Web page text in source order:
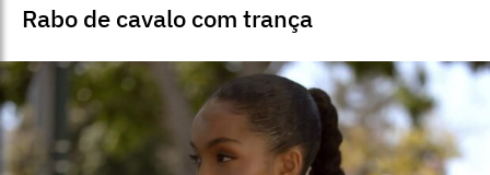
Rabo de cavalo com trança